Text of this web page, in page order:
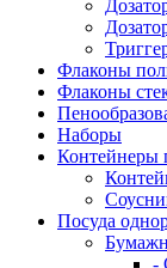
Флаконы
Флаконы
Наборы
Контейнеры
Посуда
-